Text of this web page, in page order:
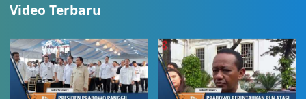
Video Terbaru